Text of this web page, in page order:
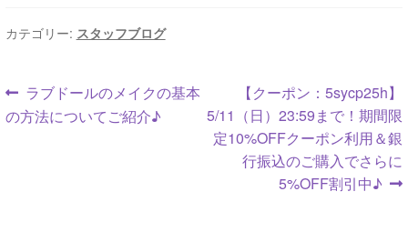
カテゴリー: スタッフブログ
投
稿
前
の
ラブドールのメイクの基本
の方法についてご紹介♪
次
の
投
稿:
【クーポン：5sycp25h】
5/11（日）23:59まで！期間限
定10%OFFクーポン利用＆銀
行振込のご購入でさらに
5%OFF割引中♪